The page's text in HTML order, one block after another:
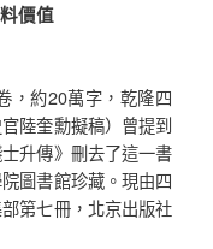
價值
，約20萬字，乾隆四
陸奎勳擬稿）曾提到
升傳》刪去了這一書
圖書館珍藏。現由四
第七冊，北京出版社